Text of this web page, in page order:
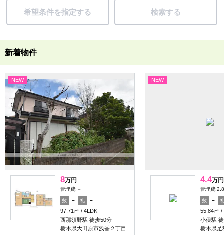
希望条件を指定する 検索する
新着物件
NEW
8万円
管理費:－
敷 － 礼
－
97.71㎡
4LDK
西那須野駅 徒歩50分
栃木県大田原市浅香２丁目
NEW
4.4万円
管理費
敷 －
55.84㎡
小俣駅
栃木県足